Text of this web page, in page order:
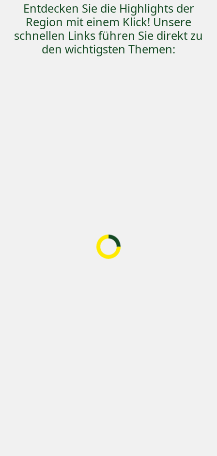
Entdecken Sie die Highlights der
Region mit einem Klick! Unsere
schnellen Links führen Sie direkt zu
den wichtigsten Themen: